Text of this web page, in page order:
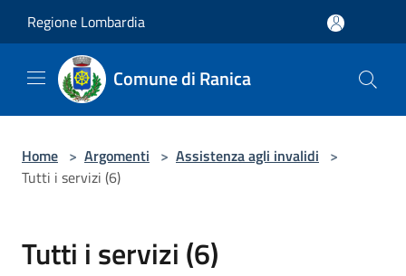
Regione Lombardia
Comune di Ranica
Home > Argomenti > Assistenza agli invalidi >
Tutti i servizi (6)
Tutti i servizi (6)